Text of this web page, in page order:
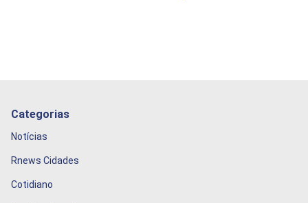
Categorias
Notícias
Rnews Cidades
Cotidiano